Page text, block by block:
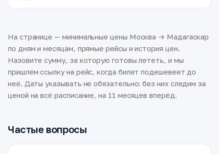
На странице — минимальные цены Москва → Мадагаскар
по дням и месяцам, прямые рейсы и история цен.
Назовите сумму, за которую готовы лететь, и мы
пришлём ссылку на рейс, когда билет подешевеет до
неё. Даты указывать не обязательно: без них следим за
ценой на всё расписание, на 11 месяцев вперёд.
Частые вопросы